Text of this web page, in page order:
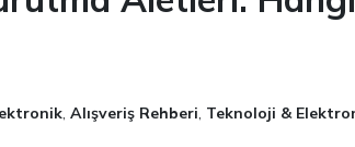
Alışveriş Rehberi Teknoloji &